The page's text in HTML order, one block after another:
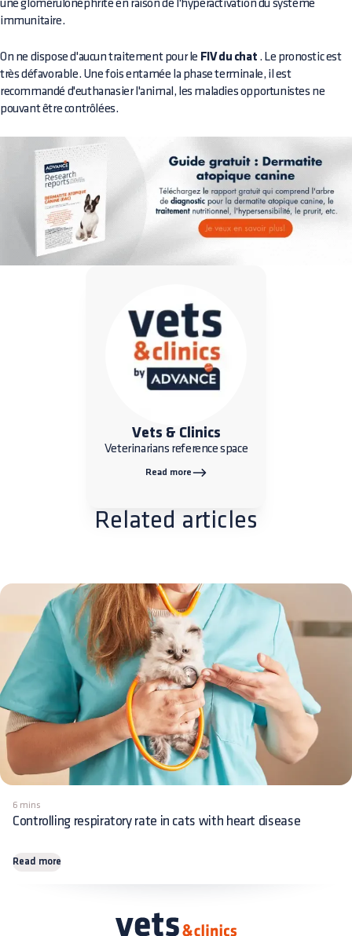
une glomérulonéphrite en raison de l'hyperactivation du système
immunitaire.
On ne dispose d'aucun traitement pour le FIV du chat . Le pronostic est
très défavorable. Une fois entamée la phase terminale, il est
recommandé d'euthanasier l'animal, les maladies opportunistes ne
pouvant être contrôlées.
Vets & Clinics
Veterinarians reference space
Read more
Related articles
6 mins
Controlling respiratory rate in cats with heart disease
Read more